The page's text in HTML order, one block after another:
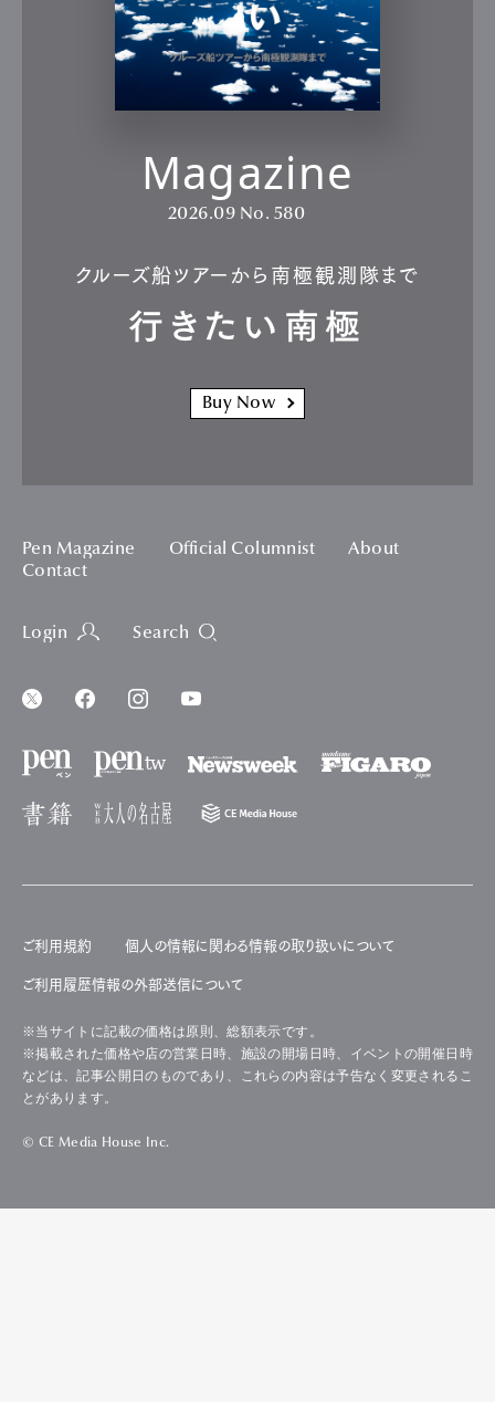
Magazine
2026.09 No. 580
クルーズ船ツアーから南極観測隊まで
行きたい南極
Buy Now
Pen Magazine Official Columnist
About
Contact
Login Search
ご利用規約 個人の情報に関わる情報の取り扱いについて
ご利用履歴情報の外部送信について
※当サイトに記載の価格は原則、総額表示です。
※掲載された価格や店の営業日時、施設の開場日時、イベントの開催日時
などは、記事公開日のものであり、これらの内容は予告なく変更されるこ
とがあります。
© CE Media House Inc.